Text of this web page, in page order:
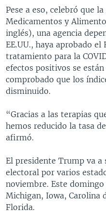
Pese a eso, celebró que
Medicamentos y
inglés), una agencia
EE.UU., haya aprobado el
tratamiento para la
efectos positivos se
comprobado que los
disminuido.
“Gracias a las terapias
hemos reducido la tasa
afirmó.
El presidente Trump va a
electoral por varios
noviembre. Este
Michigan, Iowa, Carolina
Florida.